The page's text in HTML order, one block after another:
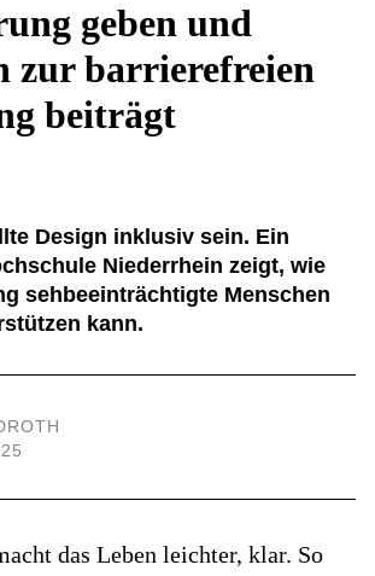
geben und
zur barrierefreien
beiträgt
Design inklusiv sein. Ein
Niederrhein zeigt, wie
sehbeeinträchtigte Menschen
kann.
das Leben leichter, klar. So